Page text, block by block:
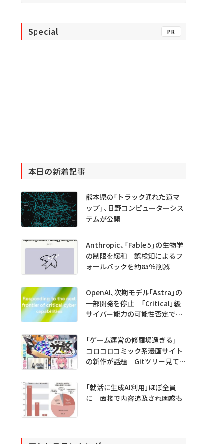
Special PR
本日の新着記事
熊本県の「トラック通れた道マ
ップ」、日野コンピューターシス
テムが公開
Anthropic、「Fable 5」の生物学
の制限を緩和 誤検知によるフ
ォールバックを約85％削減
OpenAI、次期モデル「Astra」の
一部開発を停止 「Critical」級
サイバー能力の可能性否定でき
「ゲーム運営の修羅場過ぎる」
コロコロコミック系漫画サイト
の新作が話題 Gitツリー見てガ
「就活に生成AI利用」ほぼ全員
に 面接で内容追及され困惑も